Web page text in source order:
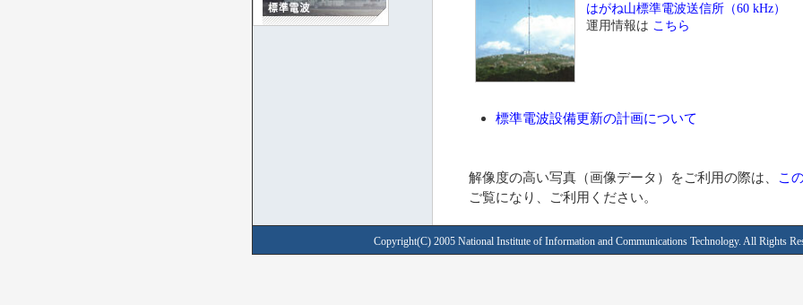
はがね山標準電波送信所（60 kHz）
運用情報は こちら
標準電波設備更新の計画について
解像度の高い写真（画像データ）をご利用の際は、
こ
ご覧になり、ご利用ください。
Copyright(C) 2005 National Institute of Information and Communications Technology. All Rights